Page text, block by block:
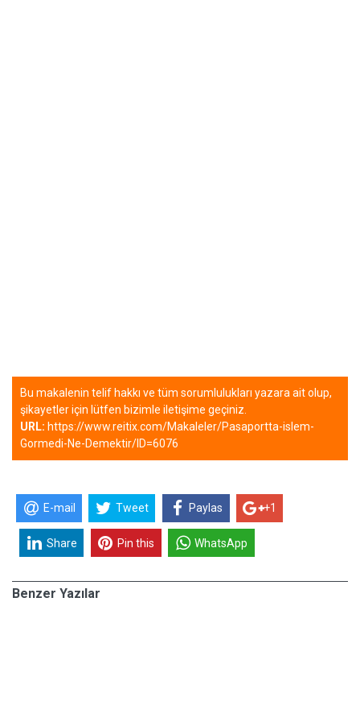
Bu makalenin telif hakkı ve tüm sorumlulukları yazara ait olup,
şikayetler için lütfen bizimle iletişime geçiniz.
URL: https://www.reitix.com/Makaleler/Pasaportta-islem-
Gormedi-Ne-Demektir/ID=6076
E-mail Tweet Paylas +1
Share Pin this WhatsApp
Benzer Yazılar